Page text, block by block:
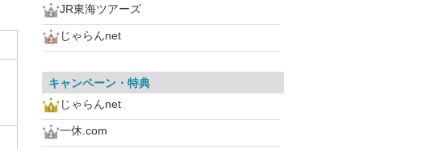
JR東海ツアーズ
じゃらんnet
キャンペーン・特典
じゃらんnet
一休.com